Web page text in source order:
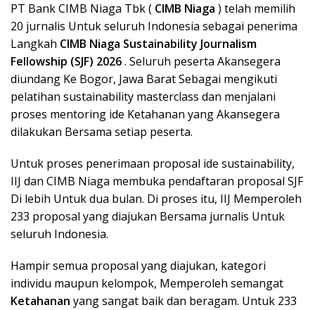
PT Bank CIMB Niaga Tbk ( CIMB Niaga ) telah memilih
20 jurnalis Untuk seluruh Indonesia sebagai penerima
Langkah CIMB Niaga Sustainability Journalism
Fellowship (SJF) 2026. Seluruh peserta Akansegera
diundang Ke Bogor, Jawa Barat Sebagai mengikuti
pelatihan sustainability masterclass dan menjalani
proses mentoring ide Ketahanan yang Akansegera
dilakukan Bersama setiap peserta.
Untuk proses penerimaan proposal ide sustainability,
IIJ dan CIMB Niaga membuka pendaftaran proposal SJF
Di lebih Untuk dua bulan. Di proses itu, IIJ Memperoleh
233 proposal yang diajukan Bersama jurnalis Untuk
seluruh Indonesia.
Hampir semua proposal yang diajukan, kategori
individu maupun kelompok, Memperoleh semangat
Ketahanan yang sangat baik dan beragam. Untuk 233